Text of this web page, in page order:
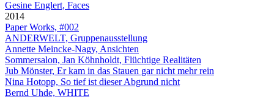
Gesine Englert, Faces
2014
Paper Works, #002
ANDERWELT, Gruppenausstellung
Annette Meincke-Nagy, Ansichten
Sommersalon, Jan Köhnholdt, Flüchtige Realitäten
Jub Mönster, Er kam in das Stauen gar nicht mehr rein
Nina Hotopp, So tief ist dieser Abgrund nicht
Bernd Uhde, WHITE